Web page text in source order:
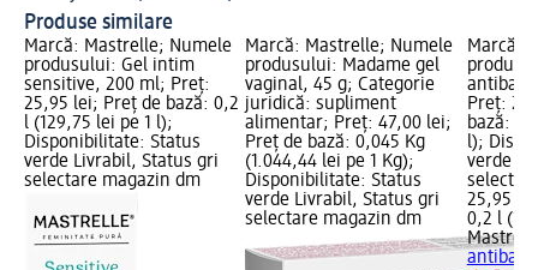
Produse similare
Marcă: Mastrelle; Numele
produsului: Gel intim
sensitive, 200 ml; Preț:
25,95 lei; Preț de bază: 0,2
l (129,75 lei pe 1 l);
Disponibilitate: Status
verde Livrabil, Status gri
selectare magazin dm
Marcă: Mastrelle; Numele
produsului: Madame gel
vaginal, 45 g; Categorie
juridică: supliment
alimentar; Preț: 47,00 lei;
Preț de bază: 0,045 Kg
(1.044,44 lei pe 1 Kg);
Disponibilitate: Status
verde Livrabil, Status gri
selectare magazin dm
Marcă:
Preț:
bază:
l);
verde
25,95 lei
0,2 l